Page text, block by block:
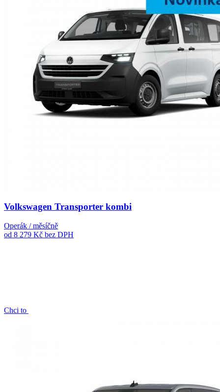
Volkswagen Transporter kombi
Operák / měsíčně
od 8 279 Kč bez DPH
Chci to